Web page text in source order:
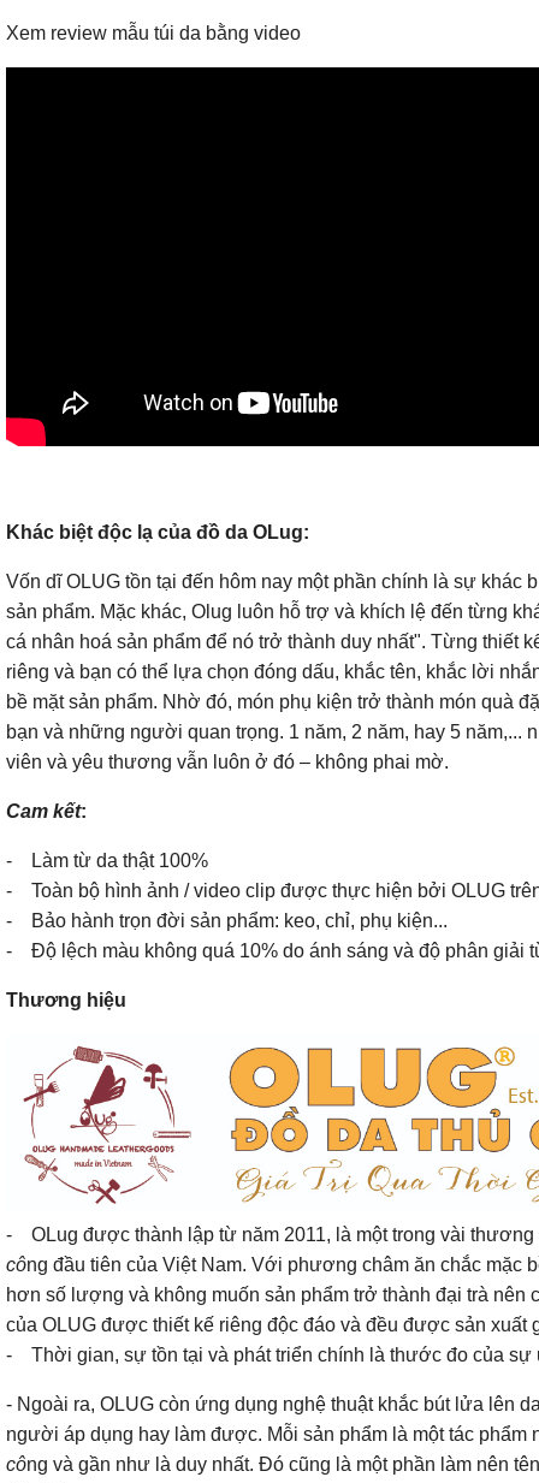
Xem review mẫu túi da bằng video
Khác biệt độc lạ của đồ da OLug:
Vốn dĩ OLUG tồn tại đến hôm nay một phần chính là sự khác
sản phẩm. Mặc khác, Olug luôn hỗ trợ và khích lệ đến từng
cá nhân hoá sản phẩm để nó trở thành duy nhất". Từng thiết
riêng và bạn có thể lựa chọn đóng dấu, khắc tên, khắc lời
bề mặt sản phẩm. Nhờ đó, món phụ kiện trở thành món quà
bạn và những người quan trọng. 1 năm, 2 năm, hay 5 năm,...
viên và yêu thương vẫn luôn ở đó – không phai mờ.
Cam kết:
- Làm từ da thật 100%
- Toàn bộ hình ảnh / video clip được thực hiện bởi OLUG
- Bảo hành trọn đời sản phẩm: keo, chỉ, phụ kiện...
- Độ lệch màu không quá 10% do ánh sáng và độ phân giải
Thương hiệu
- OLug được thành lập từ năm 2011, là một trong vài thương
công đầu tiên của Việt Nam. Với phương châm ăn chắc mặc
hơn số lượng và không muốn sản phẩm trở thành đại trà nên
của OLUG được thiết kế riêng độc đáo và đều được sản xuất
- Thời gian, sự tồn tại và phát triển chính là thước đo của sự
- Ngoài ra, OLUG còn ứng dụng nghệ thuật khắc bút lửa lên
người áp dụng hay làm được. Mỗi sản phẩm là một tác phẩm
công và gần như là duy nhất. Đó cũng là một phần làm nên